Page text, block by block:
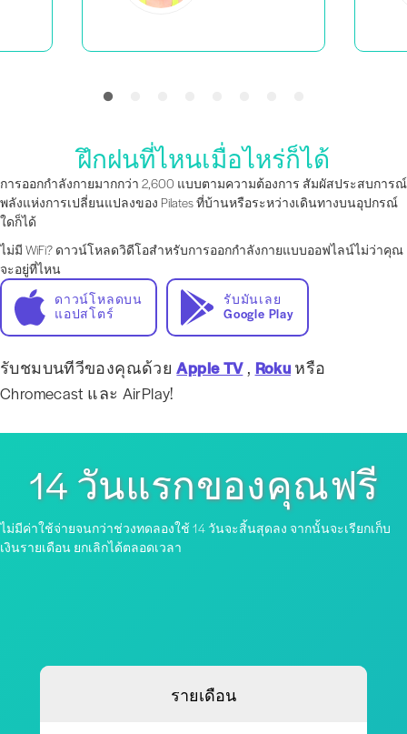
ฝึกฝนที่ไหนเมื่อไหร่ก็ได้
การออกกำลังกายมากกว่า 2,600 แบบตามความต้องการ สัมผัสประสบการณ์
พลังแห่งการเปลี่ยนแปลงของ Pilates ที่บ้านหรือระหว่างเดินทางบนอุปกรณ์
ใดก็ได้
ไม่มี WiFi? ดาวน์โหลดวิดีโอสำหรับการออกกำลังกายแบบออฟไลน์ไม่ว่าคุณ
จะอยู่ที่ไหน
ดาวน์โหลดบน
แอปสโตร์
รับมันเลย
Google Play
รับชมบนทีวีของคุณด้วยApple TV, Roku หรือ
Chromecast และ AirPlay!
14 วันแรกของคุณฟรี
ไม่มีค่าใช้จ่ายจนกว่าช่วงทดลองใช้ 14 วันจะสิ้นสุดลง จากนั้นจะเรียกเก็บ
เงินรายเดือน ยกเลิกได้ตลอดเวลา
รายเดือน